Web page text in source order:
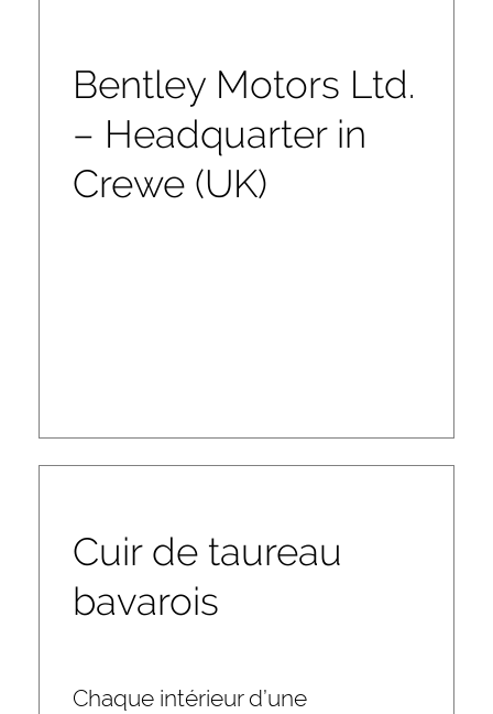
Bentley Motors Ltd.
– Headquarter in
Crewe (UK)
Cuir de taureau
bavarois
Chaque intérieur d’une